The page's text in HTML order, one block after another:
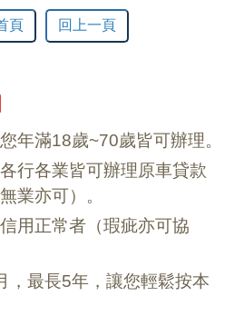
頁 回上一頁
年滿18歲~70歲皆可辦理。
行各業皆可辦理原車貸款
業亦可）。
用正常者（瑕疵亦可協
，最長5年，讓您輕鬆按本